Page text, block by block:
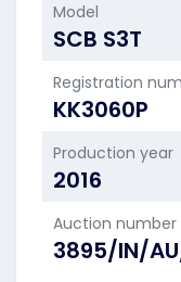
Model
SCB S3T
Registration
KK3060P
Production year
2016
Auction number
3895/IN/